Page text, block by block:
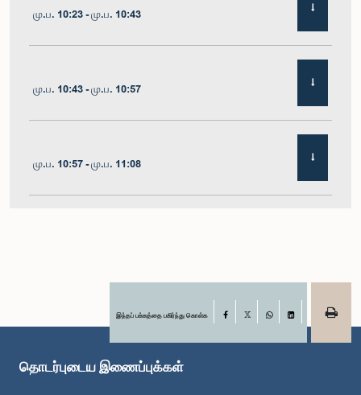
மு.ப. 10:23 - மு.ப. 10:43
மு.ப. 10:43 - மு.ப. 10:57
மு.ப. 10:57 - மு.ப. 11:08
மு.ப. 11:24 - மு.ப. 11:33இந்தப் பக்கத்தை பகிர்ந்து கொள்க Facebook
LinkedIn
தொடர்புடைய இணைப்புக்கள்